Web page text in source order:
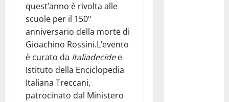
quest’anno è rivolta alle
scuole per il 150°
anniversario della morte di
Gioachino Rossini.L’evento
è curato da Italiadecidee
Istituto della Enciclopedia
Italiana Treccani,
patrocinato dal Ministero